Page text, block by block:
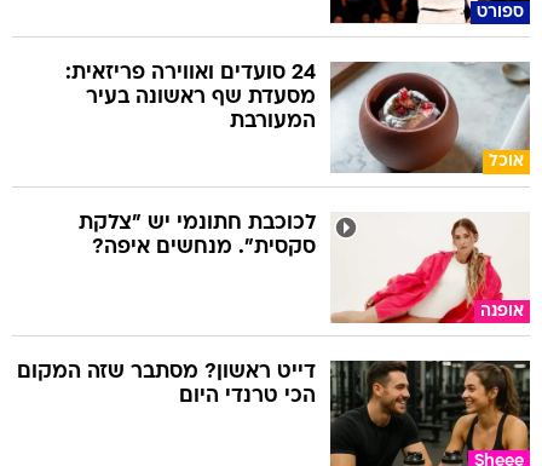
ספורט
אוכל
24 סועדים ואווירה פריזאית:
מסעדת שף ראשונה בעיר
המעורבת
אופנה
לכוכבת חתונמי יש "צלקת
סקסית". מנחשים איפה?
Sheee
דייט ראשון? מסתבר שזה המקום
הכי טרנדי היום